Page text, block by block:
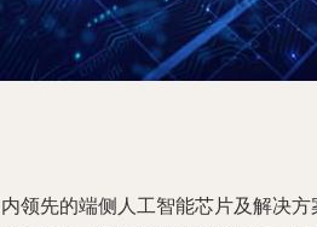
领先的端侧人工智能芯片及解决